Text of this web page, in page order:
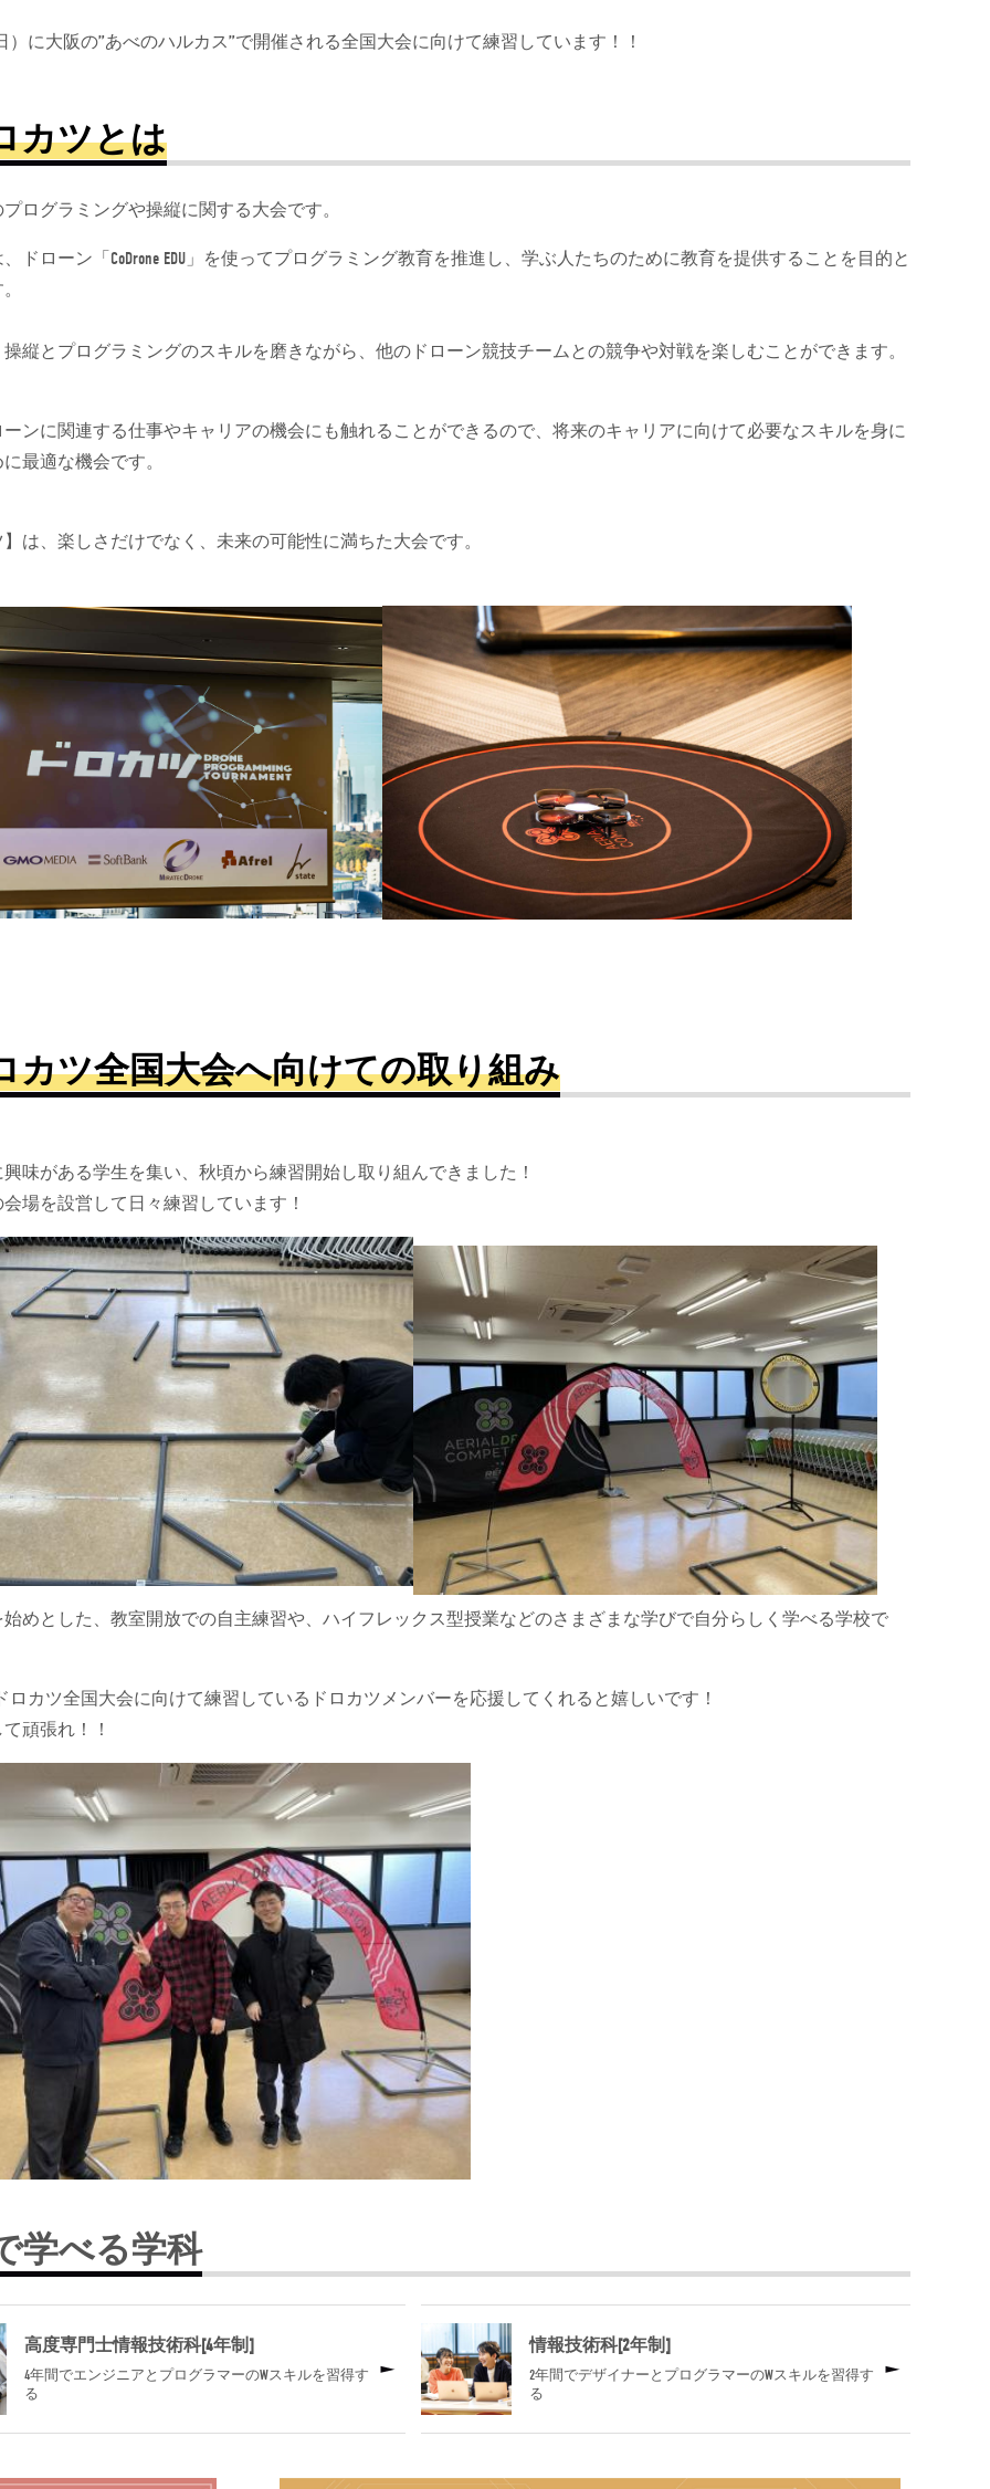
）に大阪の”あべのハルカス”で開催される全国大会に向けて練習しています！！
カツとは
ログラミングや操縦に関する大会です。
ドローン「CoDrone EDU」を使ってプログラミング教育を推進し、学ぶ人たちのために教育を提供することを目的と
縦とプログラミングのスキルを磨きながら、他のドローン競技チームとの競争や対戦を楽しむことができます。
ンに関連する仕事やキャリアの機会にも触れることができるので、将来のキャリアに向けて必要なスキルを身に
最適な機会です。
は、楽しさだけでなく、未来の可能性に満ちた大会です。
カツ全国大会へ向けての取り組み
味がある学生を集い、秋頃から練習開始し取り組んできました！
場を設営して日々練習しています！
めとした、教室開放での自主練習や、ハイフレックス型授業などのさまざまな学びで自分らしく学べる学校で
ロカツ全国大会に向けて練習しているドロカツメンバーを応援してくれると嬉しいです！
頑張れ！！
学べる学科
高度専門士情報技術科[4年制]
4年間でエンジニアとプログラマーのWスキルを習得す
る
情報技術科[2年制]
2年間でデザイナーとプログラマーのWスキルを習得す
る